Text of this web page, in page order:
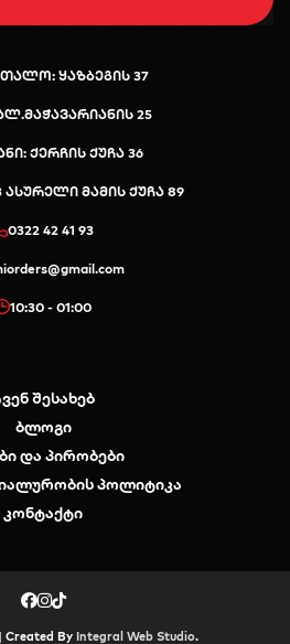
ყაზბეგის 37
25
ქერჩის ქუჩა 36
ასურელი მამის ქუჩა 89
0322 42 41 93
10:30 - 01:00
შესახებ
ბლოგი
და პირობები
პოლიტიკა
კონტაქტი
Created By Integral Web Studio.